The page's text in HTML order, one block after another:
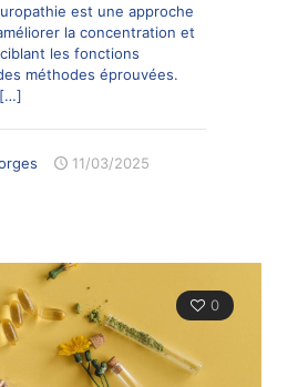
est une approche
la concentration et
les fonctions
méthodes éprouvées.
[…]
11/03/2025
0